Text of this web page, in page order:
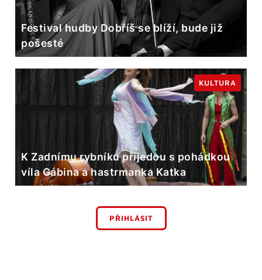
Festival hudby Dobříš se blíží, bude již
pošesté
K Zadnímu rybníku přijedou s pohádkou
víla Gábina a hastrmanka Katka
KULTURA
PŘIHLÁSIT